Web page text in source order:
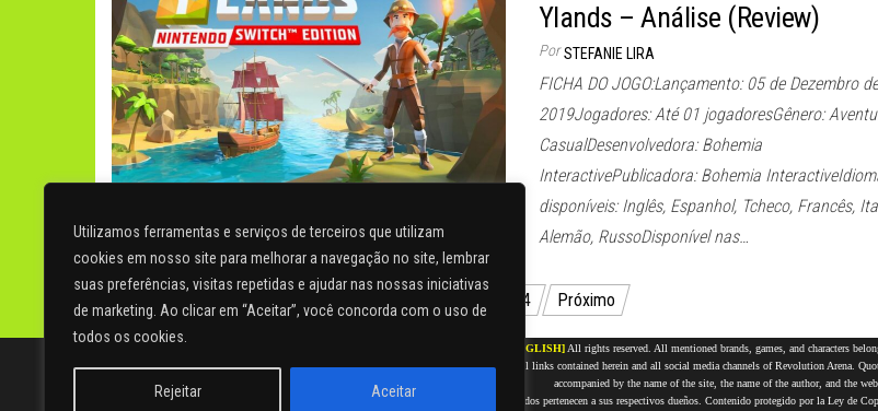
Utilizamos ferramentas e serviços de terceiros que utilizam
cookies em nosso site para melhorar a navegação no site, lembrar
suas preferências, visitas repetidas e ajudar nas nossas iniciativas
de marketing. Ao clicar em “Aceitar”, você concorda com o uso de
todos os cookies.
Rejeitar Aceitar
Ylands – Análise (Review)
Por STEFANIE LIRA
FICHA DO JOGO:Lançamento: 05 de Dezembro de
2019Jogadores: Até 01 jogadoresGênero:
CasualDesenvolvedora: Bohemia
InteractivePublicadora: Bohemia
disponíveis: Inglês, Espanhol, Tcheco, Francês,
Alemão, RussoDisponível nas…
Paginação
de
posts
24 Próximo
[ENGLISH] All rights reserved. All mentioned brands, games, and characters
full or most of the text of the articles and other content published on this site, including all links contained herein and all social media channels of Revolution Arena.
accompanied by the name of the site, the name of the author, and the
[ESPAÑOL]Reservados todos los derechos. Todas las marcas, juegos y personajes mencionados pertenecen a sus respectivos dueños. Contenido protegido por la Ley